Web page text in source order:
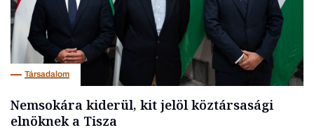
Társadalom
Nemsokára kiderül, kit jelöl köztársasági
elnöknek a Tisza